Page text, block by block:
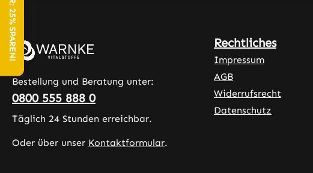
Bestellung und Beratung unter:
0800 555 888 0
Täglich 24 Stunden erreichbar.
Oder über unser Kontaktformular.
Rechtliches
Impressum
AGB
Widerrufsrecht
Datenschutz